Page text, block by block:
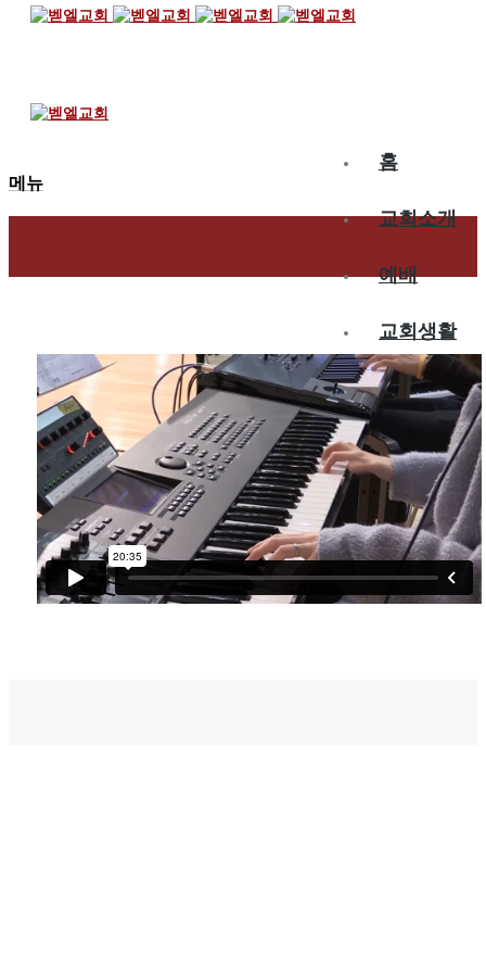
홈
교회소개
예배
교회생활
교육/양육
공동체
벧엘스토리
새가족등록
메뉴